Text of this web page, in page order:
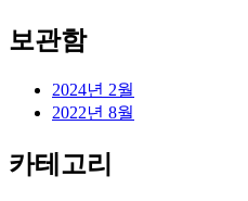
보관함
2024년 2월
2022년 8월
카테고리